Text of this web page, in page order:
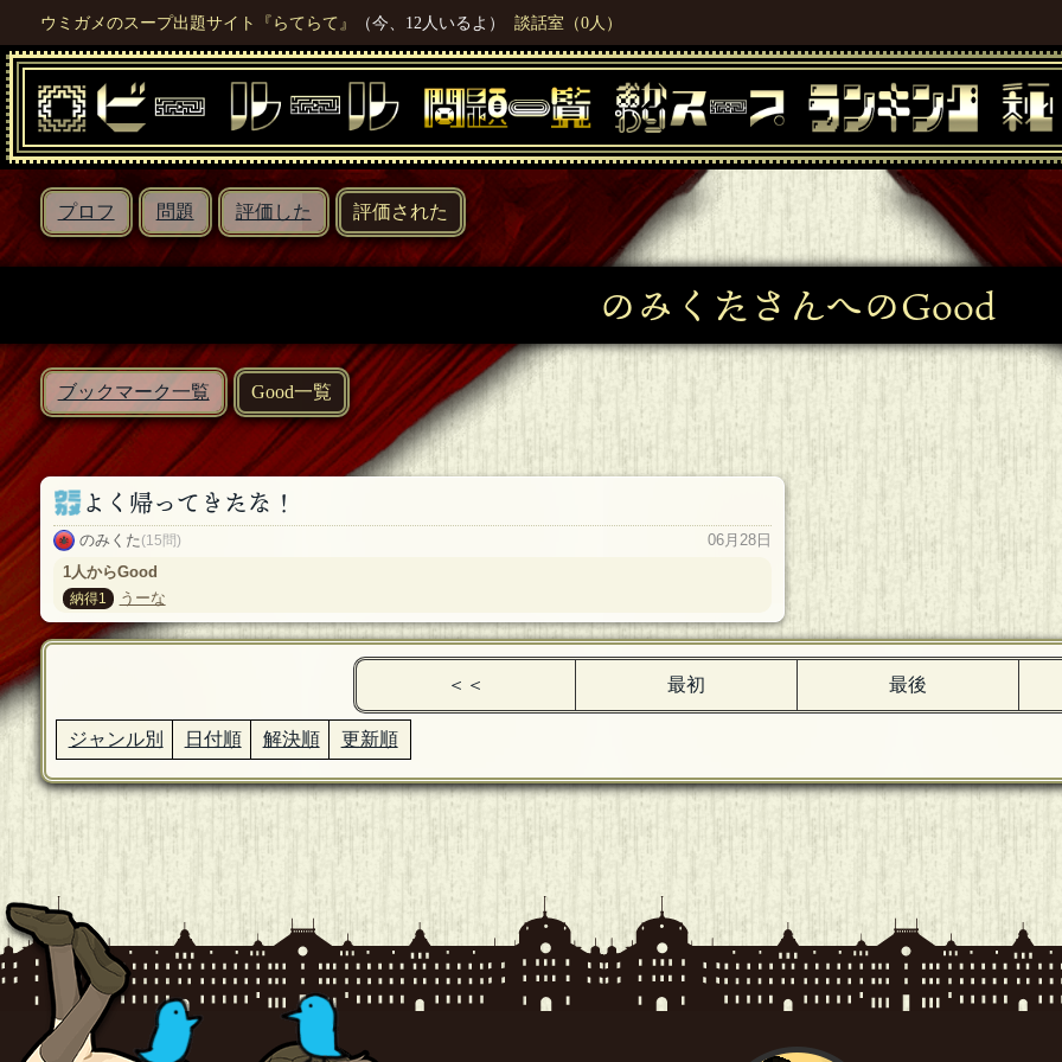
ウミガメのスープ出題サイト『らてらて』 （今、12人いるよ） 談話室（0人）
プロフ 問題 評価した 評価された
のみくたさんへのGood
ブックマーク一覧 Good一覧
よく帰ってきたな！
のみくた(15問)
06月28日
1人からGood
納得1 うーな
＜＜ 最初 最後
ジャンル別 日付順 解決順 更新順